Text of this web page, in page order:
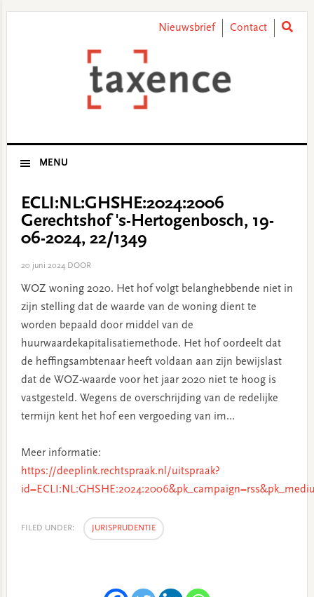
Nieuwsbrief Contact
MENU
ECLI:NL:GHSHE:2024:2006
Gerechtshof 's-Hertogenbosch, 19-
06-2024, 22/1349
20 juni 2024DOOR
WOZ woning 2020. Het hof volgt belanghebbende niet in
zijn stelling dat de waarde van de woning dient te
worden bepaald door middel van de
huurwaardekapitalisatiemethode. Het hof oordeelt dat
de heffingsambtenaar heeft voldaan aan zijn bewijslast
dat de WOZ-waarde voor het jaar 2020 niet te hoog is
vastgesteld. Wegens de overschrijding van de redelijke
termijn kent het hof een vergoeding van im…
Meer informatie:
https://deeplink.rechtspraak.nl/uitspraak?
FILED UNDER: JURISPRUDENTIE